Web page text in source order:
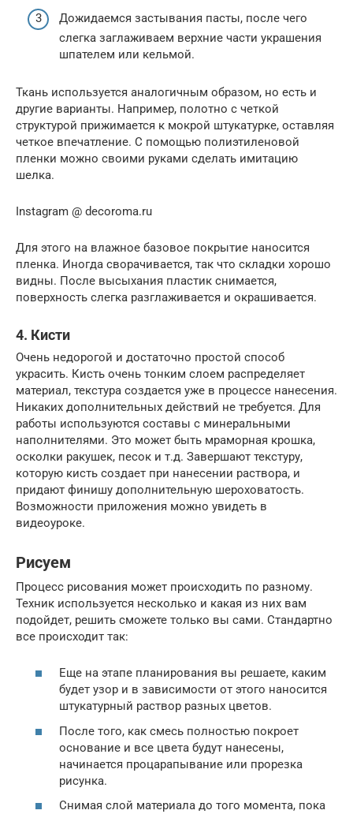
Дожидаемся застывания пасты, после чего
слегка заглаживаем верхние части украшения
шпателем или кельмой.
Ткань используется аналогичным образом, но есть и
другие варианты. Например, полотно с четкой
структурой прижимается к мокрой штукатурке, оставляя
четкое впечатление. С помощью полиэтиленовой
пленки можно своими руками сделать имитацию
шелка.
Instagram @ decoroma.ru
Для этого на влажное базовое покрытие наносится
пленка. Иногда сворачивается, так что складки хорошо
видны. После высыхания пластик снимается,
поверхность слегка разглаживается и окрашивается.
4. Кисти
Очень недорогой и достаточно простой способ
украсить. Кисть очень тонким слоем распределяет
материал, текстура создается уже в процессе нанесения.
Никаких дополнительных действий не требуется. Для
работы используются составы с минеральными
наполнителями. Это может быть мраморная крошка,
осколки ракушек, песок и т.д. Завершают текстуру,
которую кисть создает при нанесении раствора, и
придают финишу дополнительную шероховатость.
Возможности приложения можно увидеть в
видеоуроке.
Рисуем
Процесс рисования может происходить по разному.
Техник используется несколько и какая из них вам
подойдет, решить сможете только вы сами. Стандартно
все происходит так:
Еще на этапе планирования вы решаете, каким
будет узор и в зависимости от этого наносится
штукатурный раствор разных цветов.
После того, как смесь полностью покроет
основание и все цвета будут нанесены,
начинается процарапывание или прорезка
рисунка.
Снимая слой материала до того момента, пока